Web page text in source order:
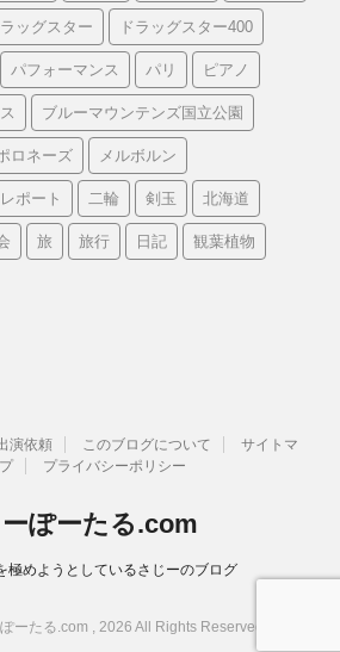
ラッグスター ドラッグスター400
パフォーマンス パリ ピアノ
ブルーマウンテンズ国立公園
ロネーズ メルボルン
レポート 二輪 剣玉 北海道
旅 旅行 日記 観葉植物
演依頼 このブログについて
サイトマ
プライバシーポリシー
ぽーたる.com
極めようとしているさじーのブログ
ーたる.com , 2026 All Rights Reserved.